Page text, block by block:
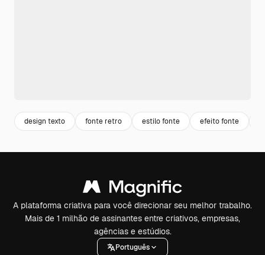
design texto fonte retro estilo fonte efeito fonte
A plataforma criativa para você direcionar seu melhor trabalho.
Mais de 1 milhão de assinantes entre criativos, empresas,
agências e estúdios.
Português